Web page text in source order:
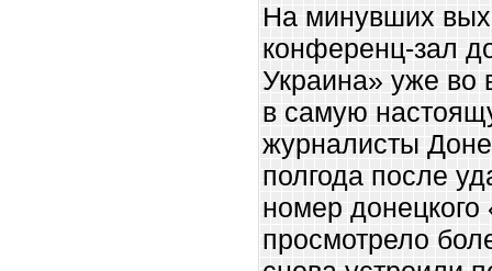
На минувших
конференц-зал
Украина» уже во
в самую
журналисты
полгода после
номер донецкого
просмотрело